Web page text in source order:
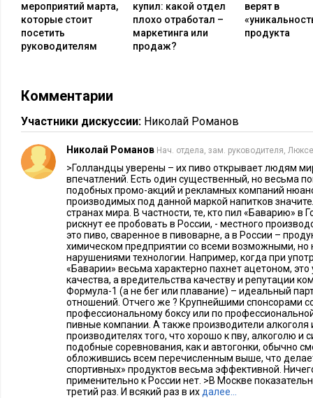
мероприятий марта,
которые стоит
посетить
руководителям
купил: какой отдел
плохо отработал –
маркетинга или
продаж?
верят в
продукта
Комментарии
Участники дискуссии: Николай Романов
Николай Романов Нач. отдела, зам. руководителя,
>Голландцы уверены – их пиво открывает людям
впечатлений. Есть один существенный, но весьма
подобных промо-акций и рекламных компаний
производимых под данной маркой напитков
странах мира. В частности, те, кто пил «Баварию» в
рискнут ее пробовать в России, - местного
это пиво, сваренное в пивоварне, а в России –
химическом предприятии со всеми возможными,
нарушениями технологии. Например, когда при
«Баварии» весьма характерно пахнет ацетоном,
качества, а вредительства качеству и репутации
Формула-1 (а не бег или плавание) – идеальный
отношений. Отчего же ? Крупнейшими спонсорами
профессиональному боксу или по
пивные компании. А также производители алкоголя
производителях того, что хорошо к пву, алкоголю и
подобные соревнования, как и автогонки, обычно
обложившись всем перечисленным выше, что
спортивных» продуктов весьма эффективной.
применительно к России нет. >В Москве
третий раз. И всякий раз в их далее…